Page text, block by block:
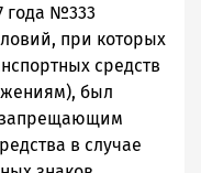
года №333
при которых
средств
был
запрещающим
в случае